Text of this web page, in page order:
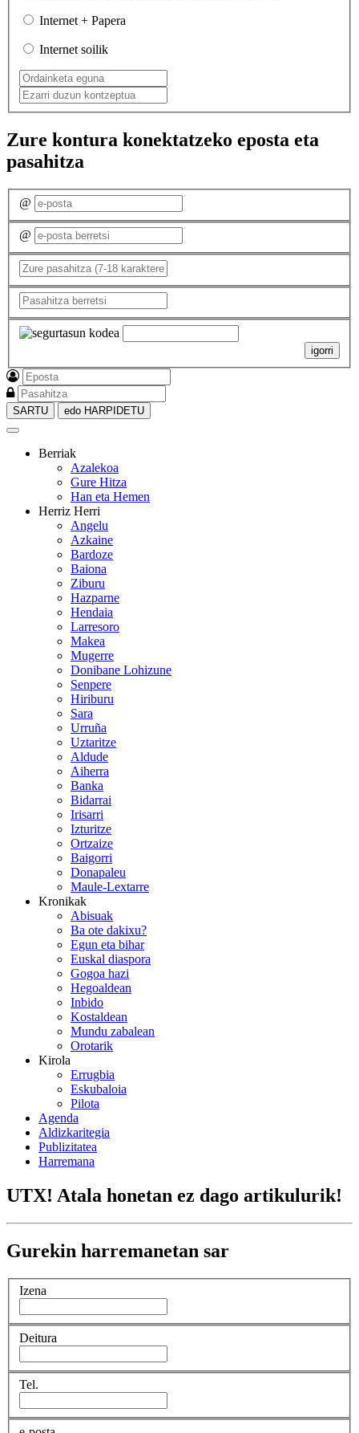
Internet + Papera
Internet soilik
Zure kontura konektatzeko eposta eta
pasahitza
@
@
igorri
SARTU edo HARPIDETU
Berriak
Azalekoa
Gure Hitza
Han eta Hemen
Herriz Herri
Angelu
Azkaine
Bardoze
Baiona
Ziburu
Hazparne
Hendaia
Larresoro
Makea
Mugerre
Donibane Lohizune
Senpere
Hiriburu
Sara
Urruña
Uztaritze
Aldude
Aiherra
Banka
Bidarrai
Irisarri
Izturitze
Ortzaize
Baigorri
Donapaleu
Maule-Lextarre
Kronikak
Abisuak
Ba ote dakixu?
Egun eta bihar
Euskal diaspora
Gogoa hazi
Hegoaldean
Inbido
Kostaldean
Mundu zabalean
Orotarik
Kirola
Errugbia
Eskubaloia
Pilota
Agenda
Aldizkaritegia
Publizitatea
Harremana
UTX! Atala honetan ez dago artikulurik!
Gurekin harremanetan sar
Izena
Deitura
Tel.